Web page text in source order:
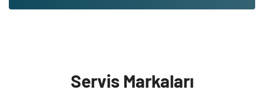
Servis Markaları